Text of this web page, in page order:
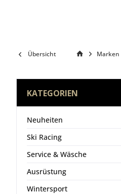
Übersicht Marken
KATEGORIEN
Neuheiten
Ski Racing
Service & Wäsche
Ausrüstung
Wintersport